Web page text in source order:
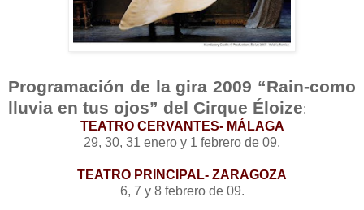
Programación de la gira 2009 “Rain-como
lluvia en tus ojos” del Cirque Éloize:
TEATRO CERVANTES- MÁLAGA
29, 30, 31 enero y 1 febrero de 09.
TEATRO PRINCIPAL- ZARAGOZA
6, 7 y 8 febrero de 09.